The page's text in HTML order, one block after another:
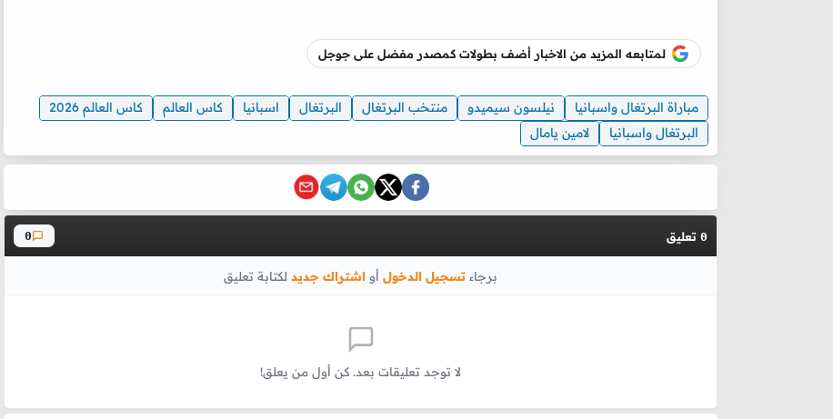
لمتابعه المزيد من الاخبار أضف بطولات كمصدر مفضل على جوجل
مباراة البرتغال واسبانيا نيلسون سيميدو منتخب البرتغال البرتغال اسبانيا كاس العالم
كاس العالم 2026
البرتغال واسبانيا
لامين يامال
0 تعليق 0
برجاء تسجيل الدخول أو اشتراك جديد لكتابة تعليق
لا توجد تعليقات بعد. كن أول من يعلق!